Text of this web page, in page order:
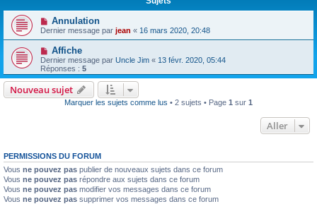
Annulation
Dernier message par jean « 16 mars 2020, 20:48
Affiche
Dernier message par Uncle Jim « 13 févr. 2020, 05:44
Réponses : 5
Nouveau sujet
Marquer les sujets comme lus • 2 sujets • Page 1 sur 1
Aller
PERMISSIONS DU FORUM
Vous ne pouvez pas publier de nouveaux sujets dans ce forum
Vous ne pouvez pas répondre aux sujets dans ce forum
Vous ne pouvez pas modifier vos messages dans ce forum
Vous ne pouvez pas supprimer vos messages dans ce forum